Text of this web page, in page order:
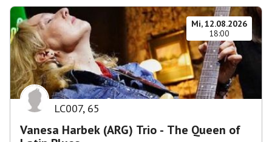
Mi, 12.08.2026
18:00
LC007, 65
Vanesa Harbek (ARG) Trio - The Queen of